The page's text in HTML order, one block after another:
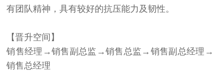
有团队精神，具有较好的抗压能力及韧性。
【晋升空间】
销售经理→销售副总监→销售总监→销售副总经理→
销售总经理